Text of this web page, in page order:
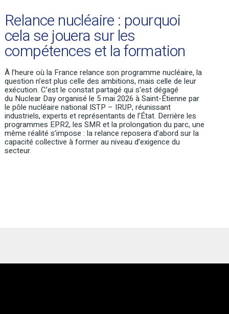
Relance nucléaire : pourquoi
cela se jouera sur les
compétences et la formation
À l’heure où la France relance son programme nucléaire, la
question n’est plus celle des ambitions, mais celle de leur
exécution. C’est le constat partagé qui s’est dégagé
du NuclearDay organisé le 5 mai 2026 à Saint-Étienne par
le pôle nucléaire national ISTP – IRUP, réunissant
industriels, experts et représentants de l’État. Derrière les
programmes EPR2, les SMR et la prolongation du parc, une
même réalité s’impose : la relance reposera d’abord sur la
capacité collective à former au niveau d’exigence du
secteur.